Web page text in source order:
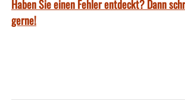
Haben Sie einen Fehler entdeckt? Dann
gerne!